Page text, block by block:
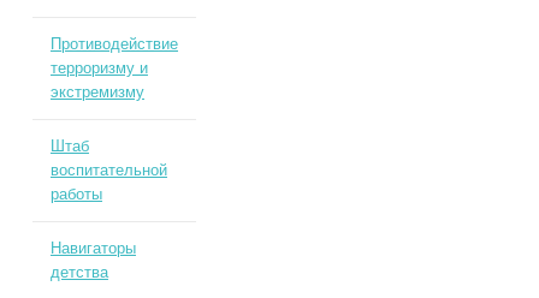
Противодействие
терроризму и
экстремизму
Штаб
воспитательной
работы
Навигаторы
детства